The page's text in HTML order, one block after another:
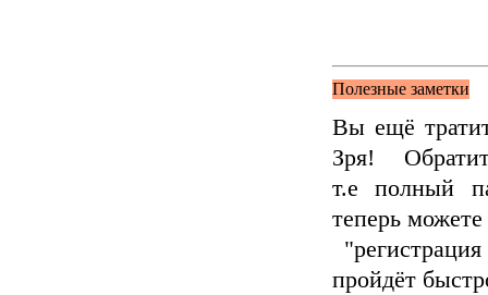
Полезные заметки
Вы ещё
Зря!
т.е полный
теперь
пройдёт